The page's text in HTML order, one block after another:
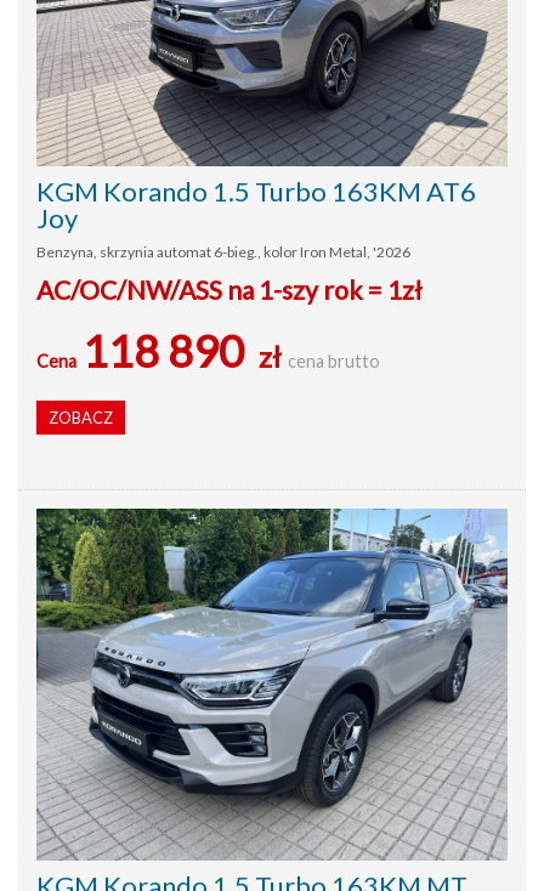
KGM Korando 1.5 Turbo 163KM AT6
Joy
Benzyna, skrzynia automat 6-bieg., kolor Iron Metal, '2026
AC/OC/NW/ASS na 1-szy rok = 1zł
Cena 118 890 zł cena brutto
ZOBACZ